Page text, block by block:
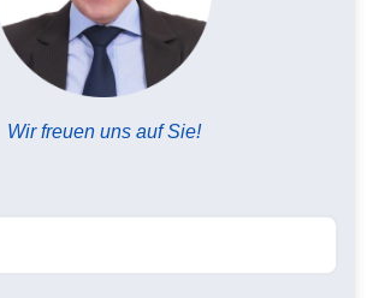
Wir freuen uns auf Sie!